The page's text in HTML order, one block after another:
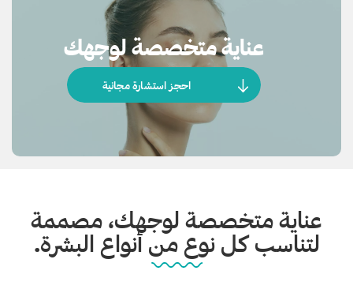
عناية متخصصة لوجهك
احجز استشارة مجانية
عناية متخصصة لوجهك، مصممة
لتناسب كل نوع من أنواع البشرة.